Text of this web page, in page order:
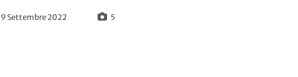
9 Settembre 2022 5